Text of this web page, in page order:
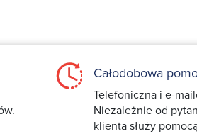
Całodobowa
Telefoniczna i e-
Niezależnie od
klienta służy